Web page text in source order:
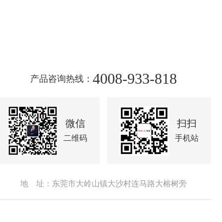
产品咨询热线： 4008-933-818
微信
二维码
扫扫
手机站
地 址：东莞市大岭山镇大沙村连马路大榕树旁